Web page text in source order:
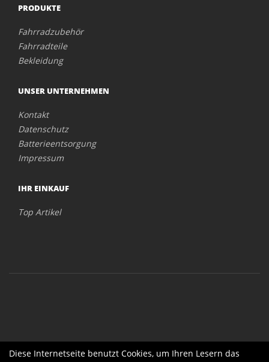
PRODUKTE
Fahrradzubehör
Fahrradteile
Bekleidung
UNSER UNTERNEHMEN
Kontakt
Datenschutz
Batterieentsorgung
Impressum
IHR EINKAUF
Top Artikel
Diese Internetseite benutzt Cookies, um Ihren Lesern das